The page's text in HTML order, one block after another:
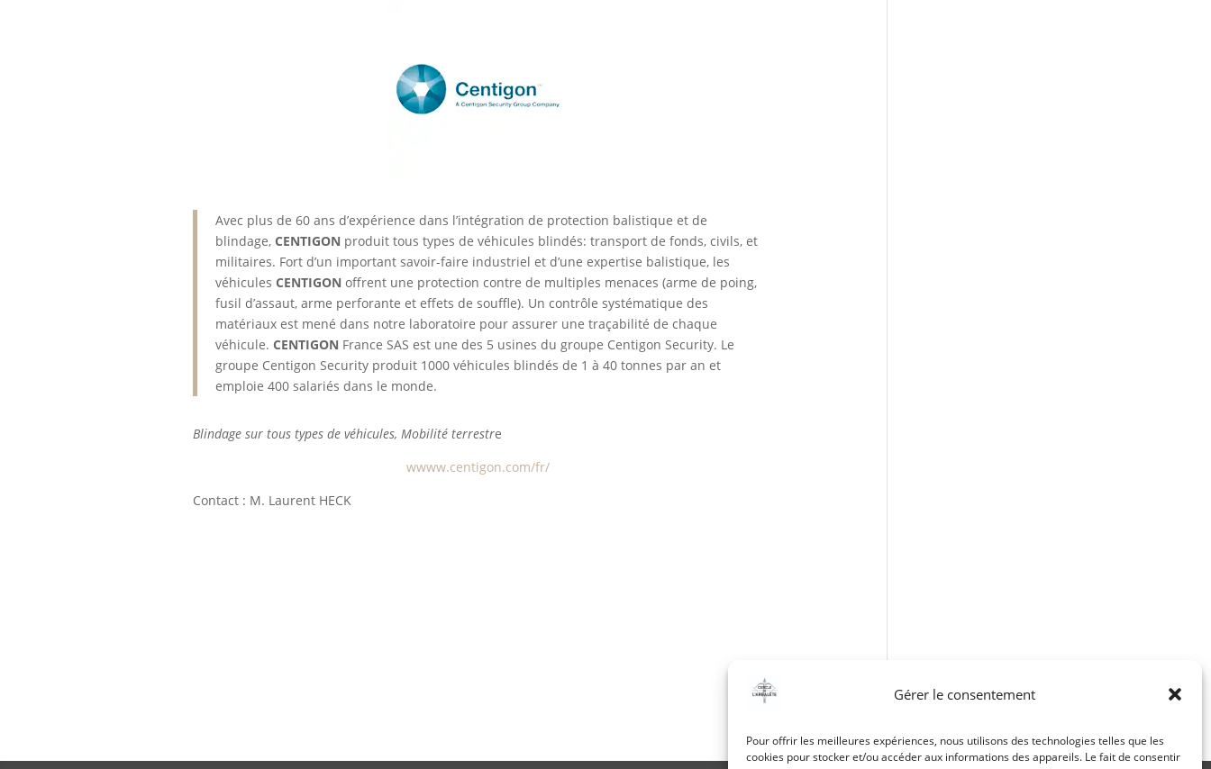
Gérer le consentement
Pour offrir les meilleures expériences, nous utilisons des technologies telles que les
cookies pour stocker et/ou accéder aux informations des appareils. Le fait de consentir
Avec plus de 60 ans d’expérience dans l’intégration de protection balistique et de
blindage, CENTIGON produit tous types de véhicules blindés: transport de fonds, civils, et
militaires. Fort d’un important savoir-faire industriel et d’une expertise balistique, les
véhicules CENTIGON offrent une protection contre de multiples menaces (arme de poing,
fusil d’assaut, arme perforante et effets de souffle). Un contrôle systématique des
matériaux est mené dans notre laboratoire pour assurer une traçabilité de chaque
véhicule. CENTIGON France SAS est une des 5 usines du groupe Centigon Security. Le
groupe Centigon Security produit 1000 véhicules blindés de 1 à 40 tonnes par an et
emploie 400 salariés dans le monde.
Blindage sur tous types de véhicules, Mobilité terrestre
wwww.centigon.com/fr/
Contact : M. Laurent HECK